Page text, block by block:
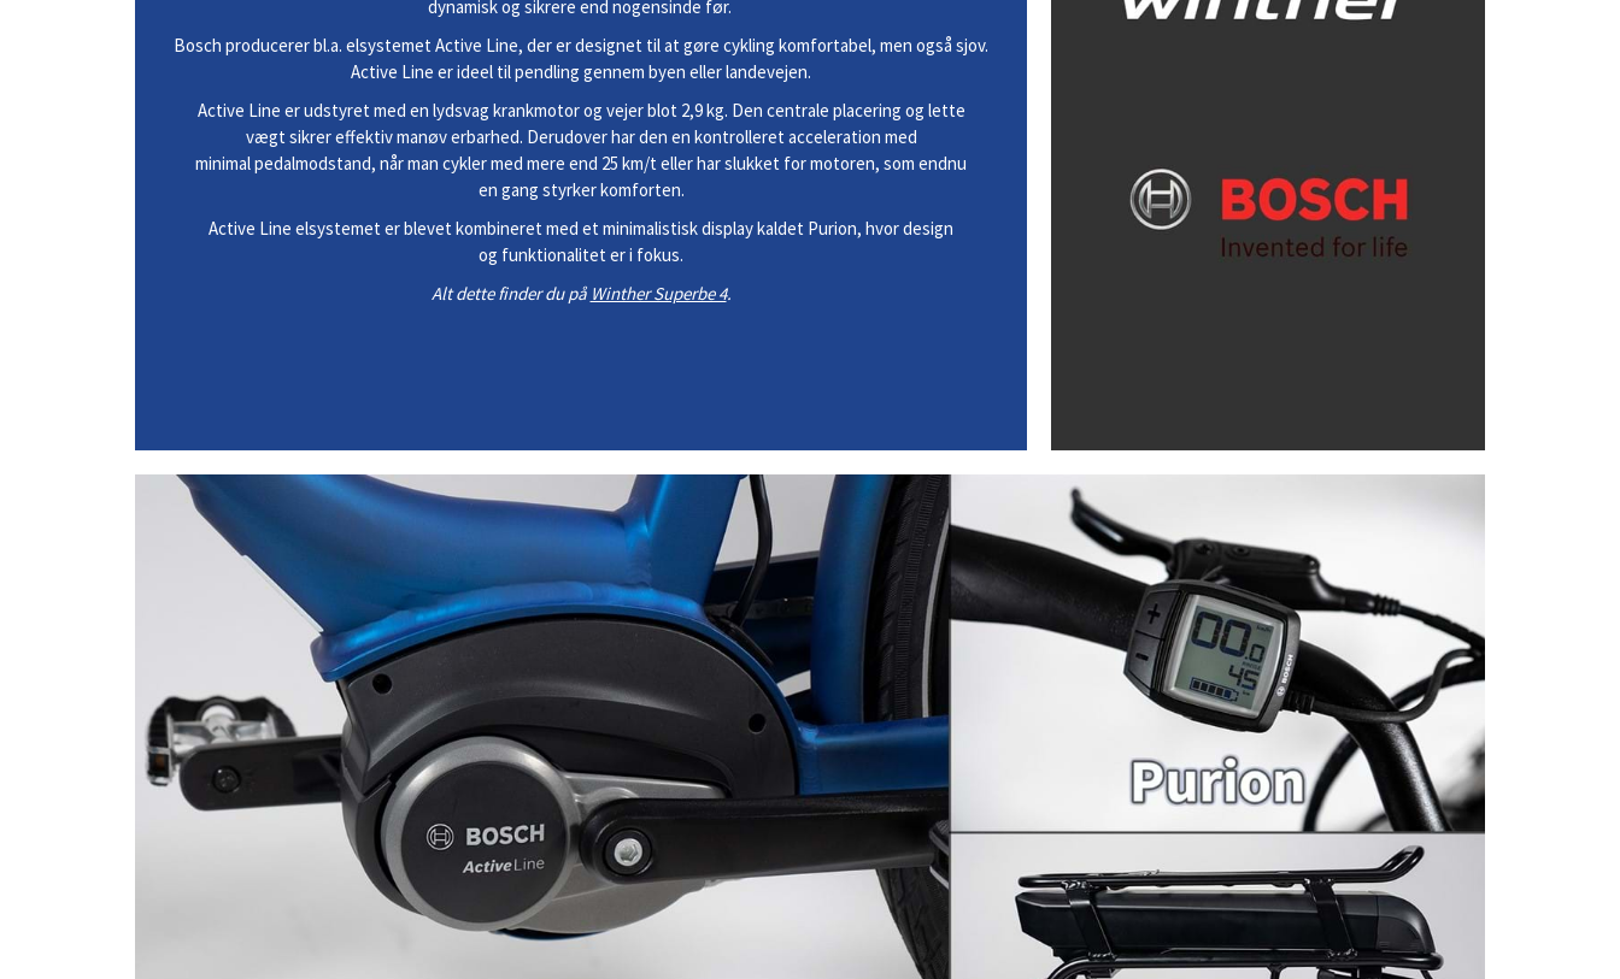
dynamisk og sikrere end nogensinde før.
Bosch producerer bl.a. elsystemet Active Line, derer designet til at gøre cykling komfortabel, men også sjov.
Active Line er ideel til pendling gennem byen eller landevejen.
Active Line er udstyret med en lydsvag krankmotorog vejer blot 2,9 kg. Den centrale placering og lette
vægt sikrer effektiv manøv erbarhed. Derudoverhar den en kontrolleret acceleration med
minimalpedalmodstand, når man cykler med mere end 25 km/t eller har slukket for motoren, som endnu
en gang styrker komforten.
Active Line elsystemet er blevet kombineret med et minimalistisk display kaldet Purion, hvor design
og funktionalitet er i fokus.
Alt dette finder du på Winther Superbe 4.